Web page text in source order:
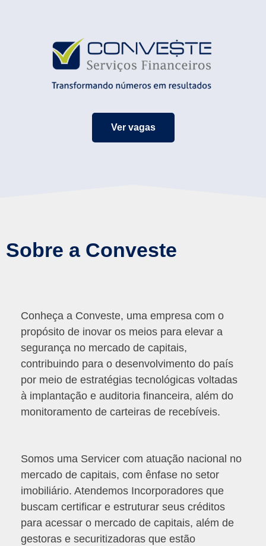
Ver vagas
Sobre a Conveste
Conheça a Conveste, uma empresa com o
propósito de inovar os meios para elevar a
segurança no mercado de capitais,
contribuindo para o desenvolvimento do país
por meio de estratégias tecnológicas voltadas
à implantação e auditoria financeira, além do
monitoramento de carteiras de recebíveis.
Somos uma Servicer com atuação nacional no
mercado de capitais, com ênfase no setor
imobiliário. Atendemos Incorporadores que
buscam certificar e estruturar seus créditos
para acessar o mercado de capitais, além de
gestoras e securitizadoras que estão